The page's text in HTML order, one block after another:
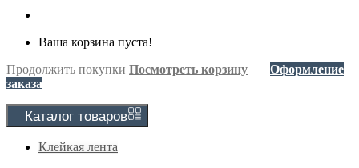
Ваша корзина пуста!
Продолжить покупки Посмотреть корзину
Оформление
заказа
Каталог товаров
Клейкая лента